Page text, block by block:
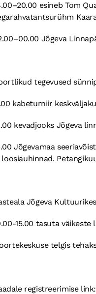
esineb Tom
Jõgeva
tegevused
kabeturniir
kevadjooks Jõgeva
Jõgevamaa
loosiauhinnad.
Jõgeva
15.00 tasuta
telgis
registreerimise link: